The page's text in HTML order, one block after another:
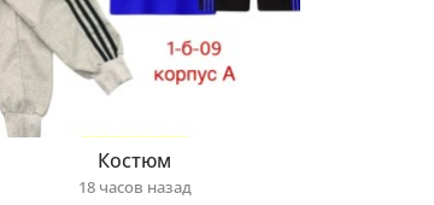
Костюм
18 часов назад